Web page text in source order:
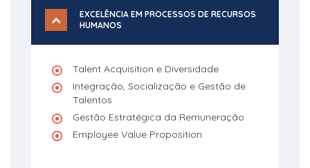
EXCELÊNCIA EM PROCESSOS DE RECURSOS
HUMANOS
Talent Acquisition e Diversidade
Integração, Socialização e Gestão de
Talentos
Gestão Estratégica da Remuneração
Employee Value Proposition